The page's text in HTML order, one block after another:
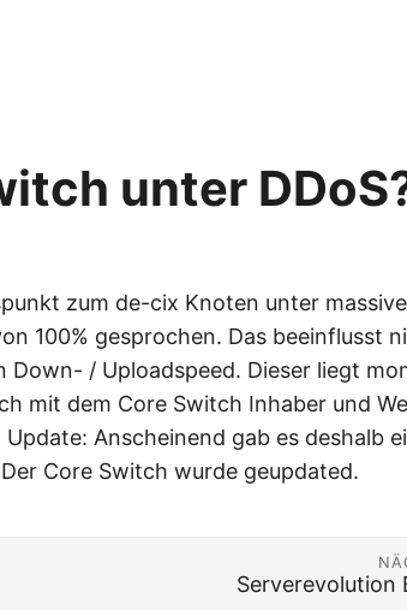
unter
zum de-cix Knoten unter
100% gesprochen. Das beeinflusst
Down- / Uploadspeed. Dieser liegt
mit dem Core Switch Inhaber und
Anscheinend gab es deshalb
Core Switch wurde geupdated.
Serverevolution